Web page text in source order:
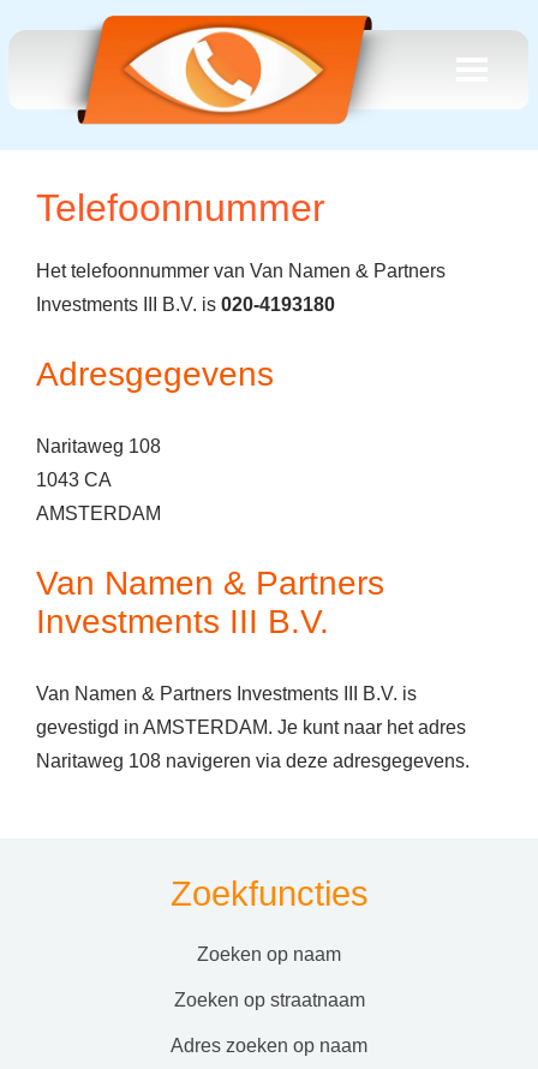
Telefoonnummer
Het telefoonnummer van Van Namen & Partners
Investments III B.V. is 020-4193180
Adresgegevens
Naritaweg 108
1043 CA
AMSTERDAM
Van Namen & Partners
Investments III B.V.
Van Namen & Partners Investments III B.V. is
gevestigd in AMSTERDAM. Je kunt naar het adres
Naritaweg 108 navigeren via deze adresgegevens.
Zoekfuncties
zoeken op naam
zoeken op straatnaam
adres zoeken op naam